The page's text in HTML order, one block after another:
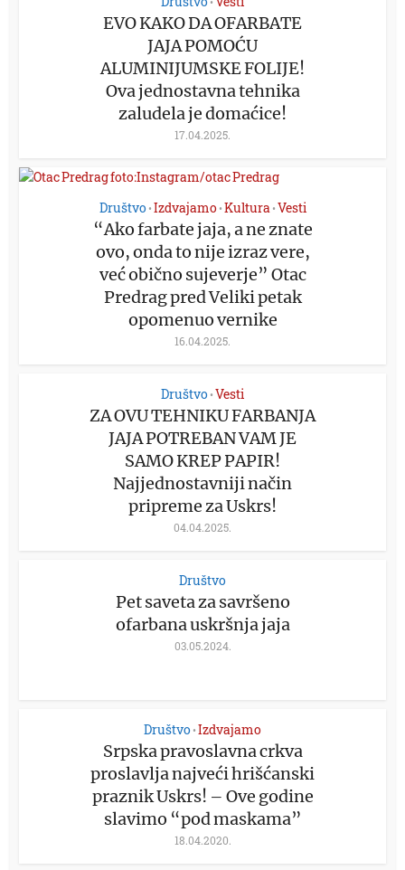
EVO KAKO DA OFARBATE
JAJA POMOĆU
ALUMINIJUMSKE FOLIJE!
Ova jednostavna tehnika
zaludela je domaćice!
17.04.2025.
Društvo •Izdvajamo •Kultura •Vesti
“Ako farbate jaja, a ne znate
ovo, onda to nije izraz vere,
već obično sujeverje” Otac
Predrag pred Veliki petak
opomenuo vernike
16.04.2025.
Društvo•Vesti
ZA OVU TEHNIKU FARBANJA
JAJA POTREBAN VAM JE
SAMO KREP PAPIR!
Najjednostavniji način
pripreme za Uskrs!
04.04.2025.
Društvo
Pet saveta za savršeno
ofarbana uskršnja jaja
03.05.2024.
Društvo•Izdvajamo
Srpska pravoslavna crkva
proslavlja najveći hrišćanski
praznik Uskrs! – Ove godine
slavimo “pod maskama”
18.04.2020.